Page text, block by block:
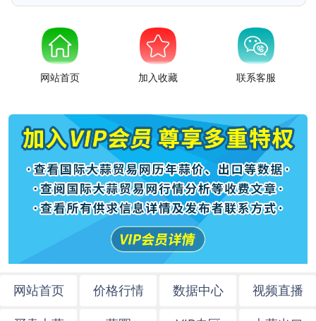
网站首页 加入收藏 联系客服
网站首页 价格行情 数据中心 视频直播